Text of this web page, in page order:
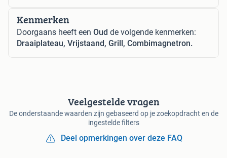
Kenmerken
Doorgaans heeft een Oud de volgende kenmerken:
Draaiplateau, Vrijstaand, Grill, Combimagnetron.
Veelgestelde vragen
De onderstaande waarden zijn gebaseerd op je zoekopdracht en de
ingestelde filters
Deel opmerkingen over deze FAQ